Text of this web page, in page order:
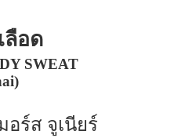
ลือด
SWEAT
อร์ส จูเนียร์